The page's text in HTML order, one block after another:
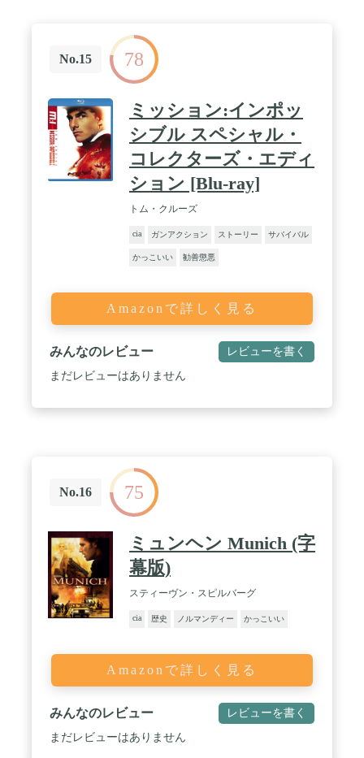
No.15 78
ミッション:インポッ
シブル スペシャル・
コレクターズ・エディ
ション [Blu-ray]
トム・クルーズ
cia ガンアクション ストーリー サバイバル
かっこいい 勧善懲悪
Amazonで詳しく見る
みんなのレビュー レビューを書く
まだレビューはありません
No.16 75
ミュンヘン Munich (字
幕版)
スティーヴン・スピルバーグ
cia 歴史 ノルマンディー かっこいい
Amazonで詳しく見る
みんなのレビュー レビューを書く
まだレビューはありません